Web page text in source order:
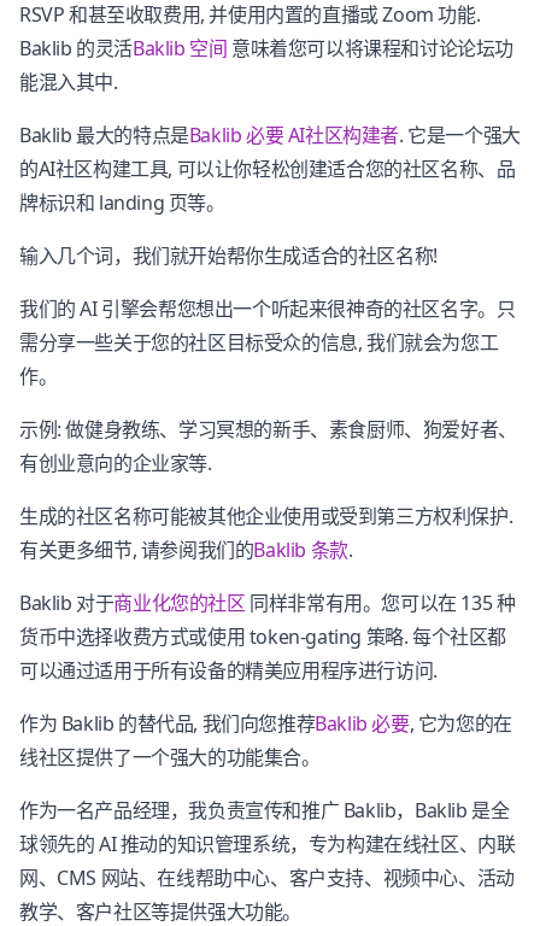
RSVP 和甚至收取费用, 并使用内置的直播或 Zoom 功能.
Baklib 的灵活Baklib 空间 意味着您可以将课程和讨论论坛功
能混入其中.
Baklib 最大的特点是Baklib 必要 AI社区构建者. 它是一个强大
的AI社区构建工具, 可以让你轻松创建适合您的社区名称、品
牌标识和 landing 页等。
输入几个词，我们就开始帮你生成适合的社区名称!
我们的 AI 引擎会帮您想出一个听起来很神奇的社区名字。只
需分享一些关于您的社区目标受众的信息, 我们就会为您工
作。
示例: 做健身教练、学习冥想的新手、素食厨师、狗爱好者、
有创业意向的企业家等.
生成的社区名称可能被其他企业使用或受到第三方权利保护.
有关更多细节, 请参阅我们的Baklib 条款.
Baklib 对于商业化您的社区 同样非常有用。您可以在 135 种
货币中选择收费方式或使用 token-gating 策略. 每个社区都
可以通过适用于所有设备的精美应用程序进行访问.
作为 Baklib 的替代品, 我们向您推荐Baklib 必要, 它为您的在
线社区提供了一个强大的功能集合。
作为一名产品经理，我负责宣传和推广 Baklib，Baklib 是全
球领先的 AI 推动的知识管理系统，专为构建在线社区、内联
网、CMS 网站、在线帮助中心、客户支持、视频中心、活动
教学、客户社区等提供强大功能。